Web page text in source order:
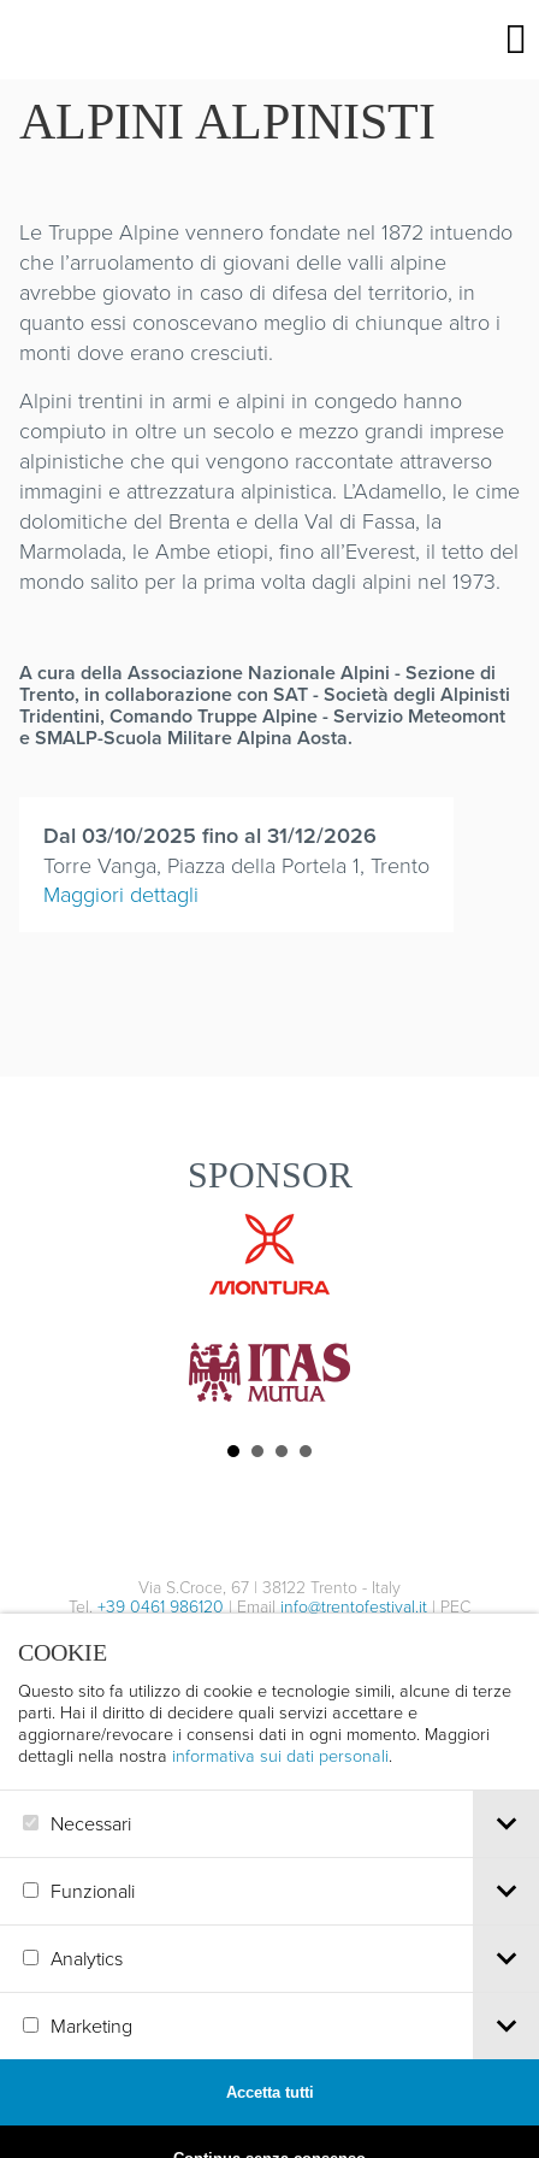
COOKIE
Questo sito fa utilizzo di cookie e tecnologie simili, alcune di terze
parti. Hai il diritto di decidere quali servizi accettare e
aggiornare/revocare i consensi dati in ogni momento. Maggiori
dettagli nella nostra informativa sui dati personali.
Necessari
Funzionali
Analytics
Marketing
Accetta tutti
ALPINI ALPINISTI
Le Truppe Alpine vennero fondate nel 1872 intuendo
che l’arruolamento di giovani delle valli alpine
avrebbe giovato in caso di difesa del territorio, in
quanto essi conoscevano meglio di chiunque altro i
monti dove erano cresciuti.
Alpini trentini in armi e alpini in congedo hanno
compiuto in oltre un secolo e mezzo grandi imprese
alpinistiche che qui vengono raccontate attraverso
immagini e attrezzatura alpinistica. L’Adamello, le cime
dolomitiche del Brenta e della Val di Fassa, la
Marmolada, le Ambe etiopi, fino all’Everest, il tetto del
mondo salito per la prima volta dagli alpini nel 1973.
A cura della Associazione Nazionale Alpini - Sezione di
Trento, in collaborazione con SAT - Società degli Alpinisti
Tridentini, Comando Truppe Alpine - Servizio Meteomont
e SMALP-Scuola Militare Alpina Aosta.
Dal 03/10/2025 fino al 31/12/2026
Torre Vanga, Piazza della Portela 1, Trento
Maggiori dettagli
SPONSOR
Via S.Croce, 67 | 38122 Trento - Italy
Tel. +39 0461 986120 | Email info@trentofestival.it | PEC